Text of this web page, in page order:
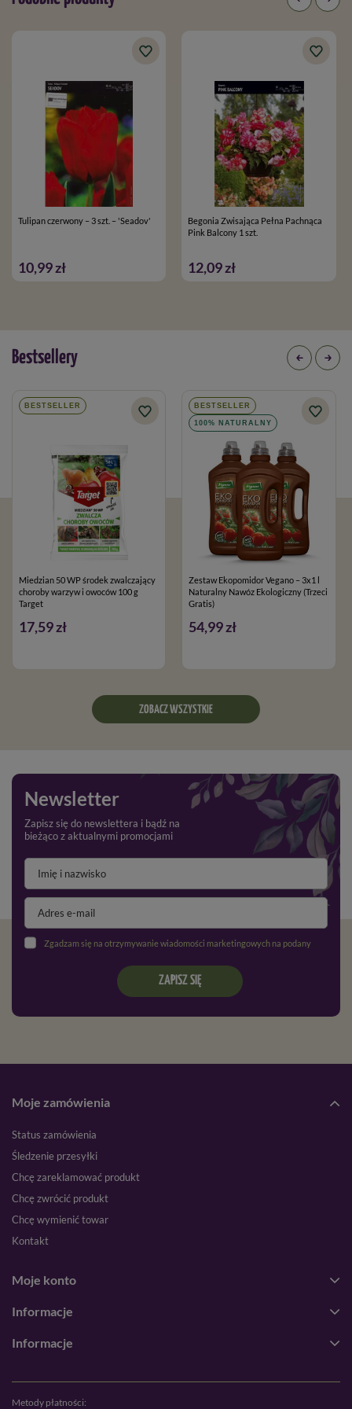
Tulipan czerwony – 3 szt. – 'Seadov'
10,99 zł
Begonia Zwisająca Pełna Pachnąca
Pink Balcony 1 szt.
12,09 zł
Bestsellery
BESTSELLER
Miedzian 50 WP środek zwalczający
choroby warzyw i owoców 100 g
Target
17,59 zł
BESTSELLER
100% NATURALNY
Zestaw Ekopomidor Vegano – 3x1 l
Naturalny Nawóz Ekologiczny (Trzeci
Gratis)
54,99 zł
ZOBACZ WSZYSTKIE
Newsletter
Zapisz się do newslettera i bądź na
bieżąco z aktualnymi promocjami
Zgadzam się na otrzymywanie wiadomości marketingowych na podany adres e-mail oraz przetwarzanie danych osobowych zgodnie z
ZAPISZ SIĘ
Moje zamówienia
Status zamówienia
Śledzenie przesyłki
Chcę zareklamować produkt
Chcę zwrócić produkt
Chcę wymienić towar
Kontakt
Moje konto
Informacje
Informacje
Metody płatności: